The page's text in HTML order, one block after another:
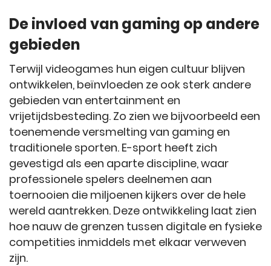
De invloed van gaming op andere
gebieden
Terwijl videogames hun eigen cultuur blijven
ontwikkelen, beïnvloeden ze ook sterk andere
gebieden van entertainment en
vrijetijdsbesteding. Zo zien we bijvoorbeeld een
toenemende versmelting van gaming en
traditionele sporten. E-sport heeft zich
gevestigd als een aparte discipline, waar
professionele spelers deelnemen aan
toernooien die miljoenen kijkers over de hele
wereld aantrekken. Deze ontwikkeling laat zien
hoe nauw de grenzen tussen digitale en fysieke
competities inmiddels met elkaar verweven
zijn.